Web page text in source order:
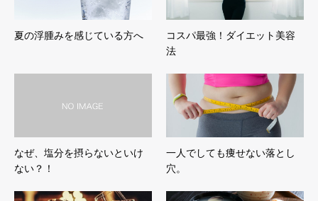
夏の浮腫みを感じている方へ
コスパ最強！ダイエット美容
法
なぜ、塩分を摂らないといけ
ない？！
一人でしても痩せない落とし
穴。